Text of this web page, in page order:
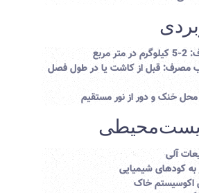
مصرف: قبل از کاشت یا در طول فصل
محل خنک و دور از نور مستقیم
آلی
کودهای شیمیایی
اکوسیستم خاک